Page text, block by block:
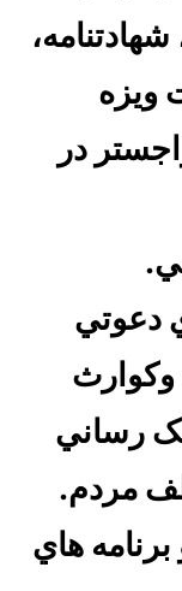
ويزه
در
دعوتي
رساني
مردم.
هاي